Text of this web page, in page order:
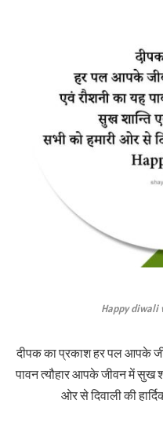
Happy
दीपक का प्रकाश हर पल आपके
पावन त्यौहार आपके जीवन में सुख
ओर से दिवाली की